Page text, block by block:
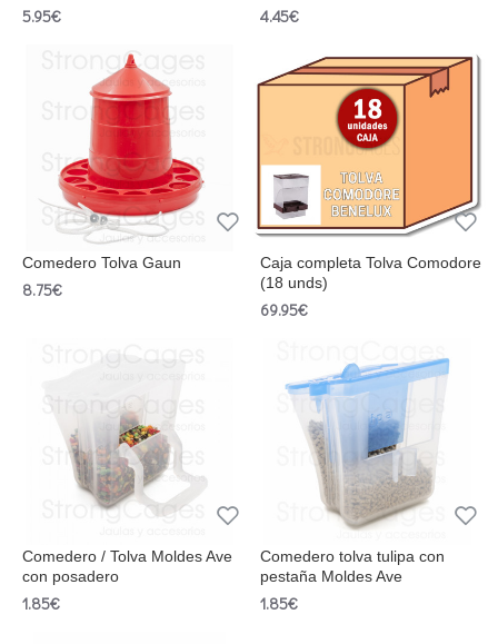
5.95€ 4.45€
Comedero Tolva Gaun
8.75€
Caja completa Tolva Comodore
(18 unds)
69.95€
Comedero / Tolva Moldes Ave
con posadero
1.85€
Comedero tolva tulipa con
pestaña Moldes Ave
1.85€